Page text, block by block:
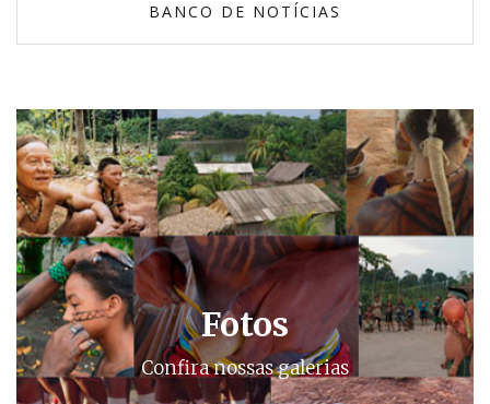
BANCO DE NOTÍCIAS
Fotos
Confira nossas galerias